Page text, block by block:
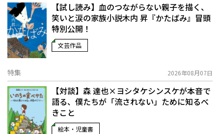
【試し読み】血のつながらない親子を描く、
笑いと涙の家族小説――木内 昇『かたばみ』冒頭
特別公開！
文芸作品
特集 2026年08月07日
【対談】森 達也×ヨシタケシンスケが本音で
語る、僕たちが「流されない」ために知るべ
きこと
絵本・児童書